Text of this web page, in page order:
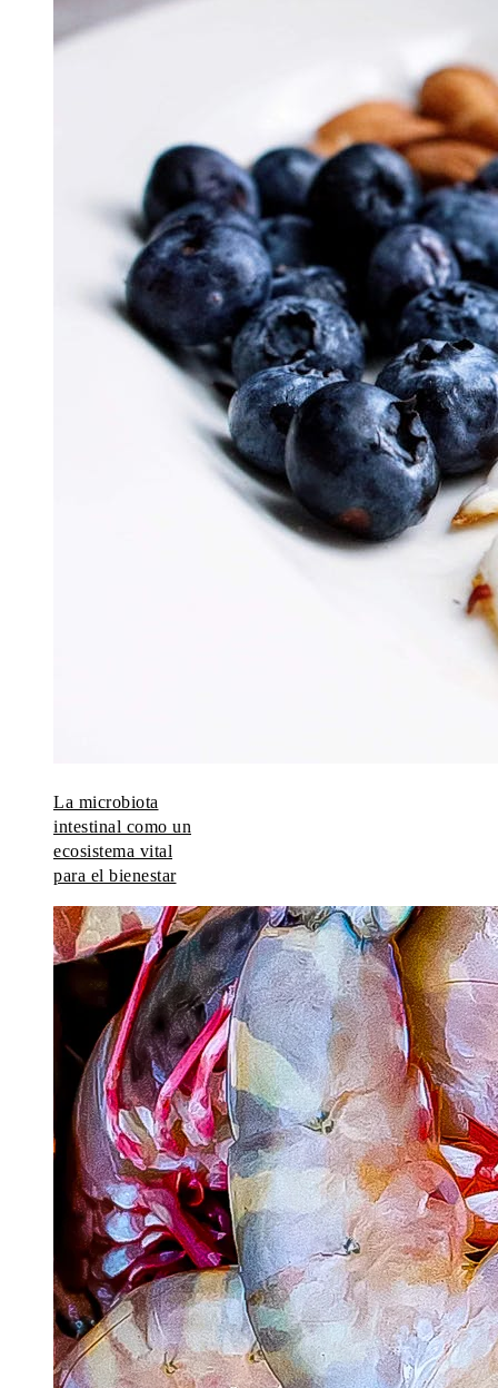
La microbiota
intestinal como un
ecosistema vital
para el bienestar